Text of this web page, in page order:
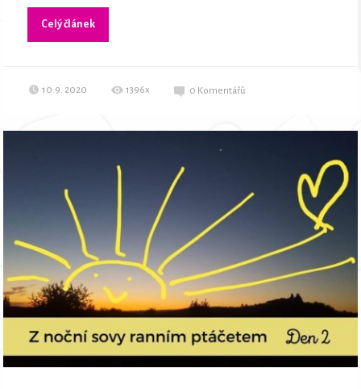
Celý článek
10.9. 2020 1396x 0 Komentářů